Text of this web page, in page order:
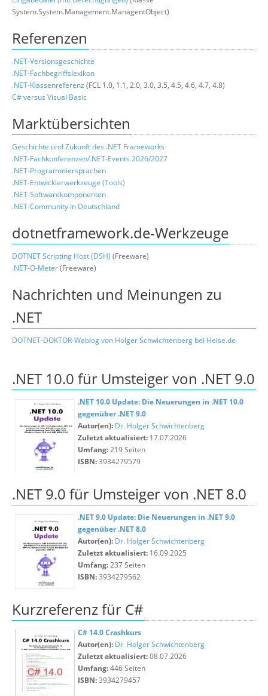
System.System.Management.ManagentObject)
Referenzen
.NET-Versionsgeschichte
.NET-Fachbegriffslexikon
.NET-Klassenreferenz (FCL 1.0, 1.1, 2.0, 3.0, 3.5, 4.5, 4.6, 4.7, 4.8)
C# versus Visual Basic
Marktübersichten
Geschichte und Zukunft des .NET Frameworks
.NET-Fachkonferenzen/.NET-Events 2026/2027
.NET-Programmiersprachen
.NET-Entwicklerwerkzeuge (Tools)
.NET-Softwarekomponenten
.NET-Community in Deutschland
dotnetframework.de-Werkzeuge
DOTNET Scripting Host (DSH) (Freeware)
.NET-O-Meter(Freeware)
Nachrichten und Meinungen zu
.NET
DOTNET-DOKTOR-Weblog von Holger Schwichtenberg bei Heise.de
.NET 10.0 für Umsteiger von .NET 9.0
.NET 10.0 Update: Die Neuerungen in .NET 10.0
gegenüber .NET 9.0
Autor(en): Dr. Holger Schwichtenberg
Zuletzt aktualisiert: 17.07.2026
Umfang:219 Seiten
ISBN:3934279579
.NET 9.0 für Umsteiger von .NET 8.0
.NET 9.0 Update: Die Neuerungen in .NET 9.0
gegenüber .NET 8.0
Autor(en): Dr. Holger Schwichtenberg
Zuletzt aktualisiert: 16.09.2025
Umfang:237 Seiten
ISBN:3934279562
Kurzreferenz für C#
C# 14.0 Crashkurs
Autor(en): Dr. Holger Schwichtenberg
Zuletzt aktualisiert:08.07.2026
Umfang:446 Seiten
ISBN:3934279457